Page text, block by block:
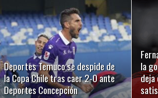
Deportes Temuco se despide de
la Copa Chile tras caer 2-0 ante
Deportes Concepción
LEER MÁS
la
deja